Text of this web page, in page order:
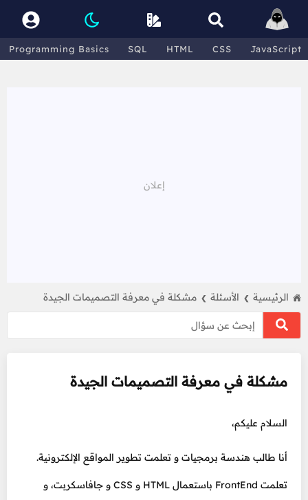
Programming Basics SQL HTML CSS JavaScript
الرئيسية ❯ الأسئلة ❯ مشكلة في معرفة التصميمات الجيدة
مشكلة في معرفة التصميمات الجيدة
السلام عليكم،
أنا طالب هندسة برمجيات و تعلمت تطوير المواقع الإلكترونية.
تعلمت FrontEnd باستعمال HTML و CSS و جافاسكربت، و